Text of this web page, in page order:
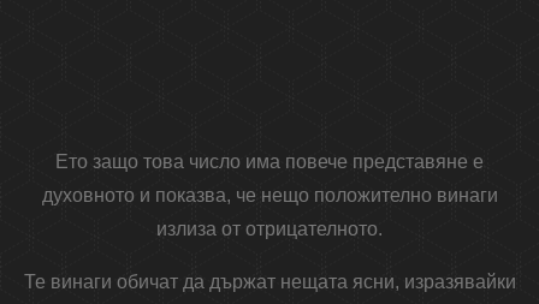
Ето защо това число има повече представяне е
духовното и показва, че нещо положително винаги
излиза от отрицателното.
Те винаги обичат да държат нещата ясни, изразявайки